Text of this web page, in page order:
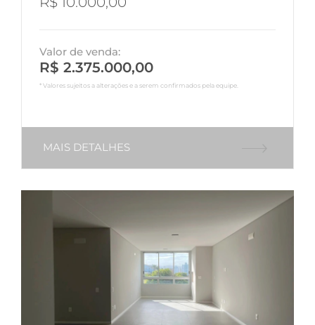
Valor de venda:
R$ 2.375.000,00
* Valores sujeitos a alterações e a serem confirmados pela equipe.
MAIS DETALHES